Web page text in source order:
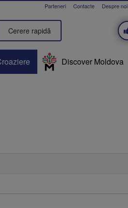
Despre noi
Contacte
Parteneri
Cerere rapidă
Discover Moldova